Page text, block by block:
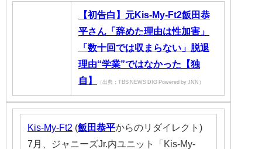
【初告白】元Kis-My-Ft2飯田恭
平さん「辞めた理由は性加害」
「数十回では収まらない」脱退
理由“学業”ではなかった【独
自】
（出典：TBS NEWS DIG Powered by JNN）
Kis-My-Ft2 (飯田恭平からのリダイレクト)
7月、ジャニーズJr.内ユニット「Kis-My-